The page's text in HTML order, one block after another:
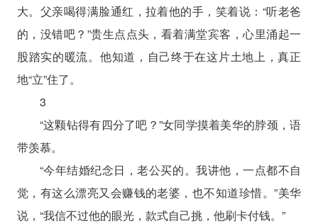
大。父亲喝得满脸通红，拉着他的手，笑着说：“听老爸
的，没错吧？”贵生点点头，看着满堂宾客，心里涌起一
股踏实的暖流。他知道，自己终于在这片土地上，真正
地“立”住了。
3
“这颗钻得有四分了吧？”女同学摸着美华的脖颈，语
带羡慕。
“今年结婚纪念日，老公买的。我讲他，一点都不自
觉，有这么漂亮又会赚钱的老婆，也不知道珍惜。”美华
说，“我信不过他的眼光，款式自己挑，他刷卡付钱。”